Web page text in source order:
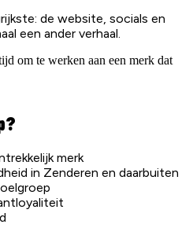
de website, socials en
een ander verhaal.
om te werken aan een merk dat
merk
in Zenderen en daarbuiten